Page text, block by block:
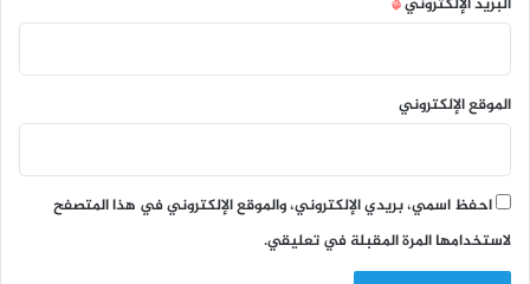
الموقع الإلكتروني
احفظ اسمي، بريدي الإلكتروني، والموقع الإلكتروني في هذا المتصفح
لاستخدامها المرة المقبلة في تعليقي.